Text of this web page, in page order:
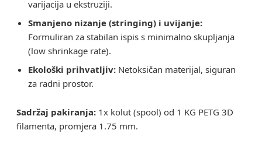
varijacija u ekstruziji.
Smanjeno nizanje (stringing) i uvijanje:
Formuliran za stabilan ispis s minimalno skupljanja
(low shrinkage rate).
Ekološki prihvatljiv: Netoksičan materijal, siguran
za radni prostor.
Sadržaj pakiranja: 1x kolut (spool) od 1 KG PETG 3D
filamenta, promjera 1.75 mm.